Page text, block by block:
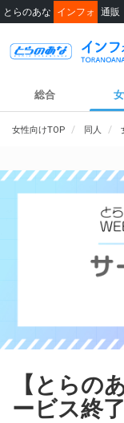
とらのあな インフォ 通販
総合
女性向けTOP 同人
【とらの
ービス終